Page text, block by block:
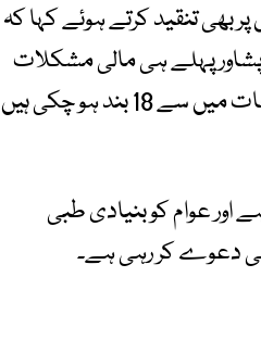
بھی تنقید کرتے ہوئے کہا کہ
پشاور پہلے ہی مالی مشکلات
کا اعلان کر چکی ہے۔ انہوں نے دعویٰ کیا کہ صوبے کی 34 جامعات میں سے 18 بند ہو چکی ہیں
عوام کو بنیادی طبی
دعوے کر رہی ہے۔